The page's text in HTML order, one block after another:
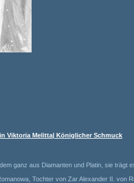
Viktoria Melitta| Königlicher Schmuck
ganz aus Diamanten und Platin, sie trägt
Tochter von Zar Alexander II. von